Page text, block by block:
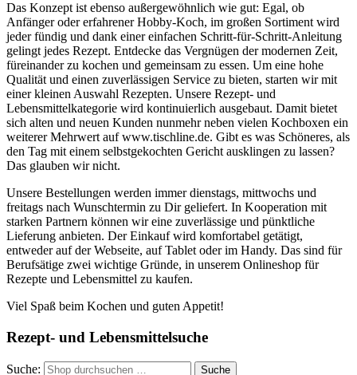
Das Konzept ist ebenso außergewöhnlich wie gut: Egal, ob
Anfänger oder erfahrener Hobby-Koch, im großen Sortiment wird
jeder fündig und dank einer einfachen Schritt-für-Schritt-Anleitung
gelingt jedes Rezept. Entdecke das Vergnügen der modernen Zeit,
füreinander zu kochen und gemeinsam zu essen. Um eine hohe
Qualität und einen zuverlässigen Service zu bieten, starten wir mit
einer kleinen Auswahl Rezepten. Unsere Rezept- und
Lebensmittelkategorie wird kontinuierlich ausgebaut. Damit bietet
sich alten und neuen Kunden nunmehr neben vielen Kochboxen ein
weiterer Mehrwert auf www.tischline.de. Gibt es was Schöneres, als
den Tag mit einem selbstgekochten Gericht ausklingen zu lassen?
Das glauben wir nicht.
Unsere Bestellungen werden immer dienstags, mittwochs und
freitags nach Wunschtermin zu Dir geliefert. In Kooperation mit
starken Partnern können wir eine zuverlässige und pünktliche
Lieferung anbieten. Der Einkauf wird komfortabel getätigt,
entweder auf der Webseite, auf Tablet oder im Handy. Das sind für
Berufsätige zwei wichtige Gründe, in unserem Onlineshop für
Rezepte und Lebensmittel zu kaufen.
Viel Spaß beim Kochen und guten Appetit!
Rezept- und Lebensmittelsuche
Suche: Suche